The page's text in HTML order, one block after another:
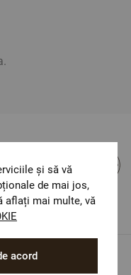
și să vă
de mai jos,
aflați mai multe, vă
acord